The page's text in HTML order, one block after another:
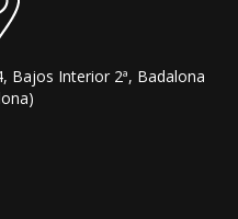
Bajos Interior 2ª, Badalona